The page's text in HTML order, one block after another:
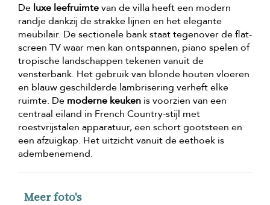
De luxe leefruimtevan de villa heeft een modern
randje dankzij de strakke lijnen en het elegante
meubilair. De sectionele bank staat tegenover de flat-
screen TV waar men kan ontspannen, piano spelen of
tropische landschappen tekenen vanuit de
vensterbank. Het gebruik van blonde houten vloeren
en blauw geschilderde lambrisering verheft elke
ruimte. De moderne keuken is voorzien van een
centraal eiland in French Country-stijl met
roestvrijstalen apparatuur, een schort gootsteen en
een afzuigkap. Het uitzicht vanuit de eethoek is
adembenemend.
Meer foto's